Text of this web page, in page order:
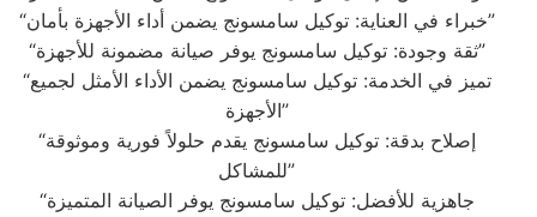
“خبراء في العناية: توكيل سامسونج يضمن أداء الأجهزة بأمان”
“ثقة وجودة: توكيل سامسونج يوفر صيانة مضمونة للأجهزة”
“تميز في الخدمة: توكيل سامسونج يضمن الأداء الأمثل لجميع
الأجهزة”
“إصلاح بدقة: توكيل سامسونج يقدم حلولاً فورية وموثوقة
للمشاكل”
“جاهزية للأفضل: توكيل سامسونج يوفر الصيانة المتميزة